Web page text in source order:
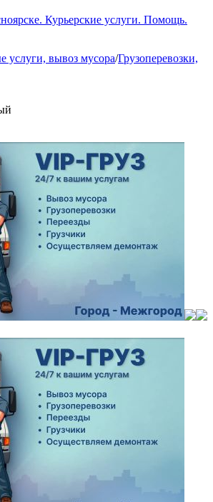
Курьерские услуги. Помощь.
услуги, вывоз мусора/Грузоперевозки,